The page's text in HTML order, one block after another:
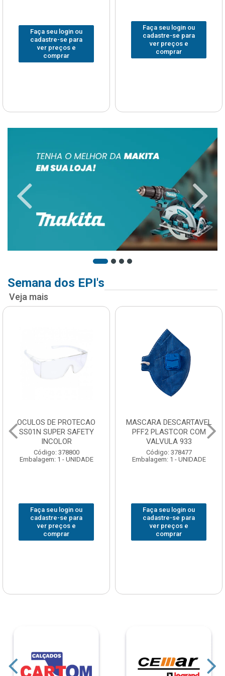
Faça seu login ou
cadastre-se para
ver preços e
comprar
Faça seu login ou
cadastre-se para
ver preços e
comprar
Semana dos EPI's
Veja mais
OCULOS DE PROTECAO
SS01N SUPER SAFETY
INCOLOR
Código: 378800
Embalagem: 1 - UNIDADE
Faça seu login ou
cadastre-se para
ver preços e
comprar
MASCARA DESCARTAVEL
PFF2 PLASTCOR COM
VALVULA 933
Código: 378477
Embalagem: 1 - UNIDADE
Faça seu login ou
cadastre-se para
ver preços e
comprar